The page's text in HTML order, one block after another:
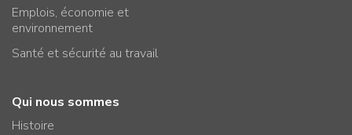
Emplois, économie et
environnement
Santé et sécurité au travail
Qui nous sommes
Histoire